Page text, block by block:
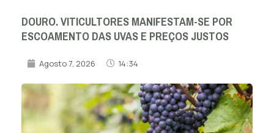
DOURO. VITICULTORES MANIFESTAM-SE POR
ESCOAMENTO DAS UVAS E PREÇOS JUSTOS
Agosto 7, 2026 14:34